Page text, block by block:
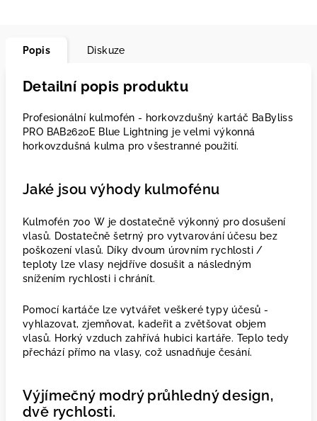
Popis Diskuze
Detailní popis produktu
Profesionální kulmofén - horkovzdušný kartáč BaByliss
PRO BAB2620E Blue Lightning je velmi výkonná
horkovzdušná kulma pro všestranné použití.
Jaké jsou výhody kulmofénu
Kulmofén 700 W je dostatečně výkonný pro dosušení
vlasů. Dostatečně šetrný pro vytvarování účesu bez
poškození vlasů. Díky dvoum úrovním rychlosti /
teploty lze vlasy nejdříve dosušit a následným
snížením rychlosti i chránít.
Pomocí kartáče lze vytvářet veškeré typy účesů -
vyhlazovat, zjemňovat, kadeřit a zvětšovat objem
vlasů. Horký vzduch zahřívá hubici kartáře. Teplo tedy
přechází přímo na vlasy, což usnadňuje česání.
Výjímečný modrý průhledný design,
dvě rychlosti.